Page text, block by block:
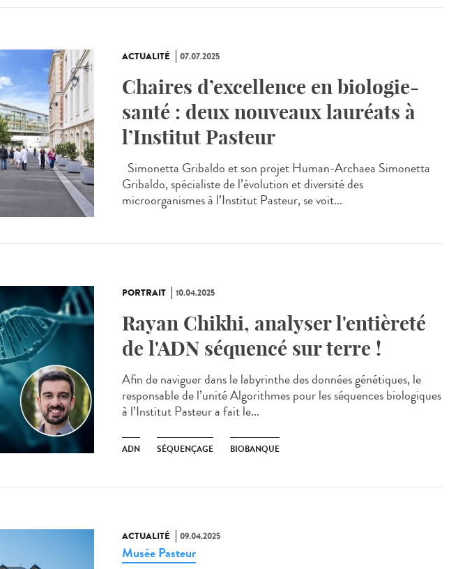
ACTUALITÉ 07.07.2025
Chaires d’excellence en biologie-
santé : deux nouveaux lauréats à
l’Institut Pasteur
Simonetta Gribaldo et son projet Human-Archaea Simonetta
Gribaldo, spécialiste de l’évolution et diversité des
microorganismes à l’Institut Pasteur, se voit...
PORTRAIT 10.04.2025
Rayan Chikhi, analyser l'entièreté
de l'ADN séquencé sur terre !
Afin de naviguer dans le labyrinthe des données génétiques, le
responsable de l’unité Algorithmes pour les séquences biologiques
à l’Institut Pasteur a fait le...
ADN SÉQUENÇAGE BIOBANQUE
ACTUALITÉ 09.04.2025
Musée Pasteur